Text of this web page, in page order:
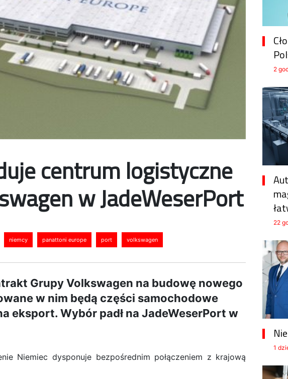
centrum logistyczne
w JadeWeserPort
niemcy panattoni europe port volkswagen
Grupy Volkswagen na budowę nowego
w nim będą części samochodowe
eksport. Wybór padł na JadeWeserPort w
Niemiec dysponuje bezpośrednim połączeniem z krajową
2
22
1